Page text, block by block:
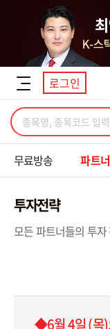
로그인
무료방송 파트
투자전략
모든 파트너들의 투
◆6월 4일 (목)